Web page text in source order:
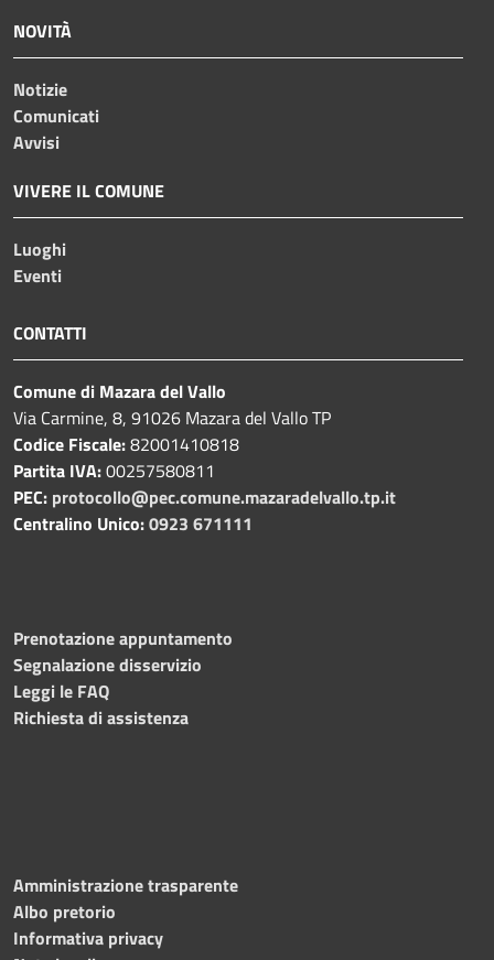
NOVITÀ
Notizie
Comunicati
Avvisi
VIVERE IL COMUNE
Luoghi
Eventi
CONTATTI
Comune di Mazara del Vallo
Via Carmine, 8, 91026 Mazara del Vallo TP
Codice Fiscale:82001410818
Partita IVA:00257580811
PEC: protocollo@pec.comune.mazaradelvallo.tp.it
Centralino Unico:0923 671111
Prenotazione appuntamento
Segnalazione disservizio
Leggi le FAQ
Richiesta di assistenza
Amministrazione trasparente
Albo pretorio
Informativa privacy